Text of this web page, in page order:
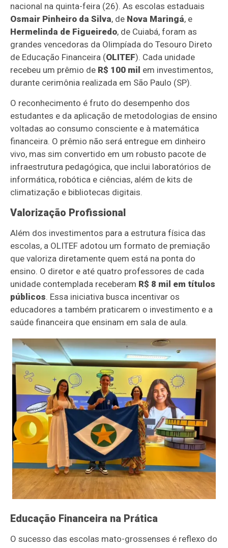
nacional na quinta-feira (26). As escolas estaduais
Osmair Pinheiro da Silva, de Nova Maringá, e
Hermelinda de Figueiredo, de Cuiabá, foram as
grandes vencedoras da Olimpíada do Tesouro Direto
de Educação Financeira (OLITEF). Cada unidade
recebeu um prêmio de R$ 100 mil em investimentos,
durante cerimônia realizada em São Paulo (SP).
O reconhecimento é fruto do desempenho dos
estudantes e da aplicação de metodologias de ensino
voltadas ao consumo consciente e à matemática
financeira. O prêmio não será entregue em dinheiro
vivo, mas sim convertido em um robusto pacote de
infraestrutura pedagógica, que inclui laboratórios de
informática, robótica e ciências, além de kits de
climatização e bibliotecas digitais.
Valorização Profissional
Além dos investimentos para a estrutura física das
escolas, a OLITEF adotou um formato de premiação
que valoriza diretamente quem está na ponta do
ensino. O diretor e até quatro professores de cada
unidade contemplada receberam R$ 8 mil em títulos
públicos. Essa iniciativa busca incentivar os
educadores a também praticarem o investimento e a
saúde financeira que ensinam em sala de aula.
Educação Financeira na Prática
O sucesso das escolas mato-grossenses é reflexo do